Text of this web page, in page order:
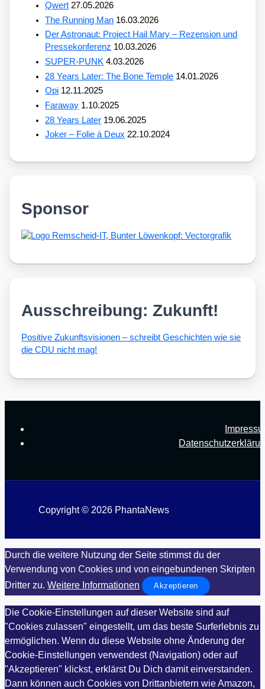
Qwert 27.05.2026
The Running Man 16.03.2026
Der Astronaut: Project Hail Mary – Rezension und
Pressekonferenz 10.03.2026
SUPER-PUNK 4.03.2026
28 Years Later: The Bone Temple 14.01.2026
Opi 12.11.2025
Faraway 1.10.2025
28 Years Later 19.06.2025
Joker – Folie à Deux 22.10.2024
Sponsor
Ausschreibung: Zukunft!
Posi­ti­ve Zukunfts­vi­sio­nen – schreibt Geschich­ten wie sie
die CDU nicht mag!
Copyright © 2026 PhantaNews
Durch die weitere Nutzung der Seite stimmst du der
Verwendung von Cookies und von eingebundenen Skripten
Dritter zu. Weitere Informationen Akzeptieren
Die Cookie-Einstellungen auf dieser Website sind auf
"Cookies zulassen" eingestellt, um das beste Surferlebnis zu
ermöglichen. Wenn du diese Website ohne Änderung der
Cookie-Einstellungen verwendest (Navigation) oder auf
"Akzeptieren" klickst, erklärst Du Dich damit einverstanden.
Dann können auch Cookies von Drittanbietern wie Amazon,